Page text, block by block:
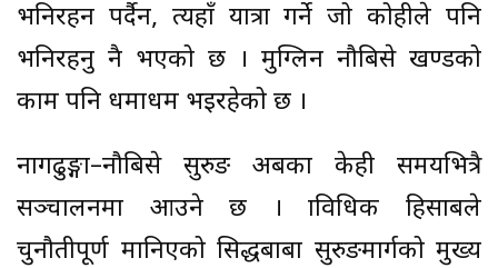
भनिरहन पर्दैन, त्यहाँ यात्रा गर्ने जो कोहीले पनि
भनिरहनु नै भएको छ । मुग्लिन नौबिसे खण्डको
काम पनि धमाधम भइरहेको छ ।
नागढुङ्गा–नौबिसे सुरुङ अबका केही समयभित्रै
सञ्चालनमा आउने छ । प्राविधिक हिसाबले
चुनौतीपूर्ण मानिएको सिद्धबाबा सुरुङमार्गको मुख्य